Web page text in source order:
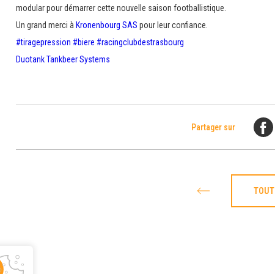
modular pour démarrer cette nouvelle saison footballistique.
Un grand merci à Kronenbourg SAS pour leur confiance.
#tiragepression #biere #racingclubdestrasbourg
Duotank Tankbeer Systems
Partager sur